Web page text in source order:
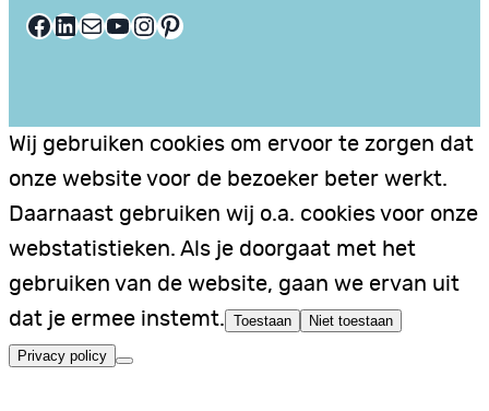
Facebook LinkedIn E-mail YouTube InstagramPinterest
Wij gebruiken cookies om ervoor te zorgen dat
onze website voor de bezoeker beter werkt.
Daarnaast gebruiken wij o.a. cookies voor onze
webstatistieken. Als je doorgaat met het
gebruiken van de website, gaan we ervan uit
dat je ermee instemt. Toestaan Niet toestaan
Privacy policy